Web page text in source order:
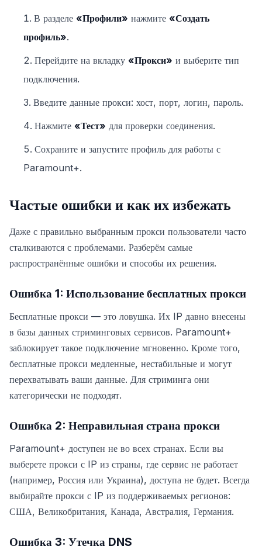
В разделе «Профили» нажмите «Создать
профиль».
Перейдите на вкладку «Прокси» и выберите тип
подключения.
Введите данные прокси: хост, порт, логин, пароль.
Нажмите «Тест» для проверки соединения.
Сохраните и запустите профиль для работы с
Paramount+.
Частые ошибки и как их избежать
Даже с правильно выбранным прокси пользователи часто
сталкиваются с проблемами. Разберём самые
распространённые ошибки и способы их решения.
Ошибка 1: Использование бесплатных прокси
Бесплатные прокси — это ловушка. Их IP давно внесены
в базы данных стриминговых сервисов. Paramount+
заблокирует такое подключение мгновенно. Кроме того,
бесплатные прокси медленные, нестабильные и могут
перехватывать ваши данные. Для стриминга они
категорически не подходят.
Ошибка 2: Неправильная страна прокси
Paramount+ доступен не во всех странах. Если вы
выберете прокси с IP из страны, где сервис не работает
(например, Россия или Украина), доступа не будет. Всегда
выбирайте прокси с IP из поддерживаемых регионов:
США, Великобритания, Канада, Австралия, Германия.
Ошибка 3: Утечка DNS